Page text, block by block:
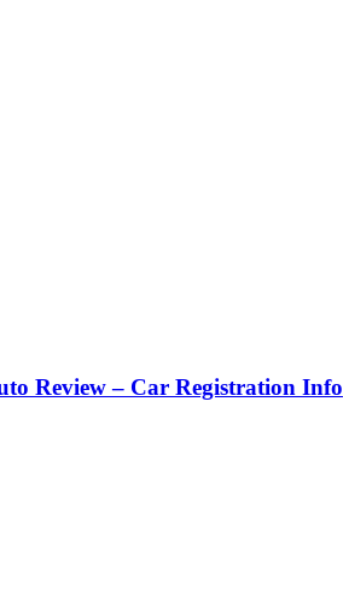
Review – Car Registration Info